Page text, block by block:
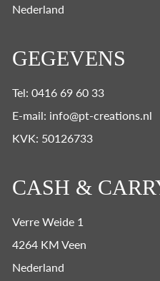
Nederland
GEGEVENS
Tel: 0416 69 60 33
E-mail: info@pt-creations.nl
KVK: 50126733
CASH &
Verre Weide 1
4264 KM Veen
Nederland